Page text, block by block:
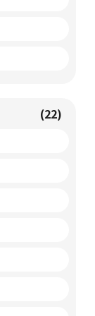
(22)